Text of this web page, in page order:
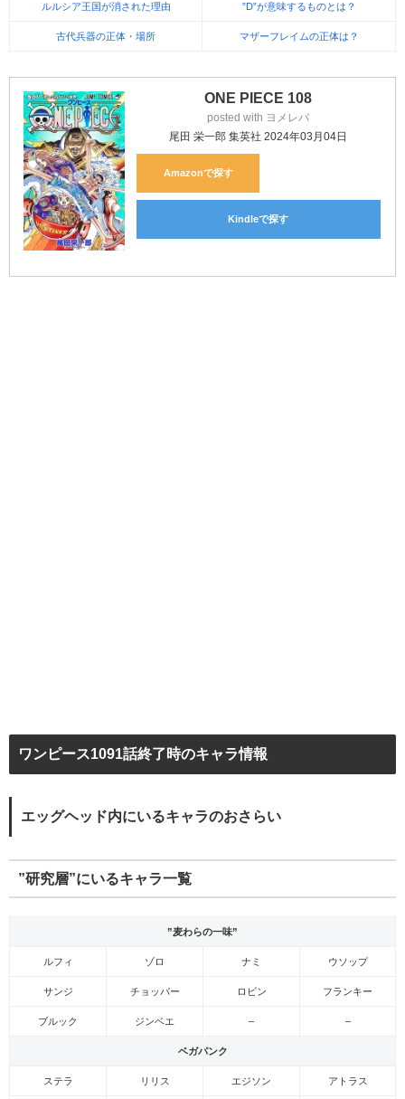
ルルシア王国が消された理由 ”D”が意味するものとは？
古代兵器の正体・場所 マザーフレイムの正体は？
ONE PIECE 108
posted with ヨメレバ
尾田 栄一郎 集英社 2024年03月04日
Amazon
Kindle
ワンピース1091話終了時のキャラ情報
エッグヘッド内にいるキャラのおさらい
”研究層”にいるキャラ一覧
”麦わらの一味”
ルフィ ゾロ ナミ ウソップ
サンジ チョッパー ロビン フランキー
ブルック ジンベエ – –
ベガパンク
ステラ リリス エジソン アトラス